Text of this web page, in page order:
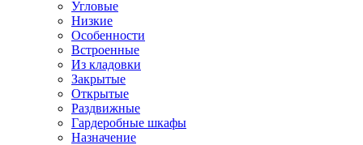
Угловые
Низкие
Особенности
Встроенные
Из кладовки
Закрытые
Открытые
Раздвижные
Гардеробные шкафы
Назначение